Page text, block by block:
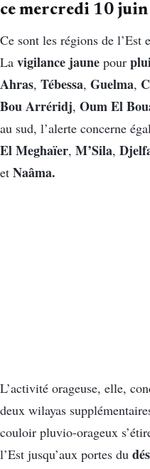
ce mercredi 10 juin
Ce sont les régions de
La vigilance jaune pour
Ahras, Tébessa, Guelma,
Bou Arréridj, Oum El
au sud, l’alerte concerne
El Meghaïer, M’Sila,
et Naâma.
L’activité orageuse, elle,
deux wilayas
couloir pluvio-orageux
l’Est jusqu’aux portes du